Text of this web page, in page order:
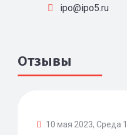
ipo@ipo5.ru
Отзывы
10 мая 2023, Среда